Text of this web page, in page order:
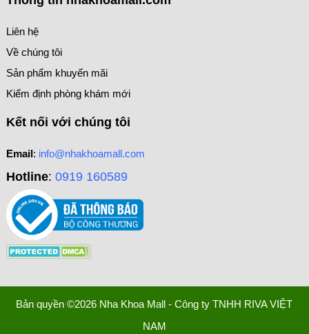
Liên hệ
Về chúng tôi
Sản phẩm khuyến mãi
Kiểm định phòng khám mới
Kết nối với chúng tôi
Email: info@nhakhoamall.com
Hotline: 0919 160589
Bản quyền ©2026 Nha Khoa Mall - Công ty TNHH RIVA VIỆT
NAM